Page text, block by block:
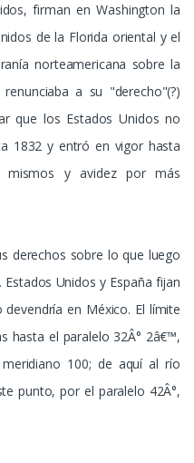
firman en Washington la
de la Florida oriental y el
norteamericana sobre la
a su "derecho"(?)
que los Estados Unidos no
1832 y entró en vigor hasta
mismos y avidez por más
derechos sobre lo que luego
Unidos y España fijan
en México. El límite
hasta el paralelo 32Â° 2â€™,
100; de aquí al río
punto, por el paralelo 42Â°,